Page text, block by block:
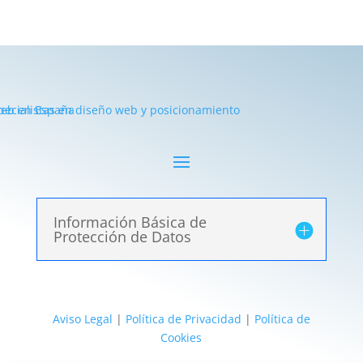
Información Básica de
Protección de Datos
Aviso Legal | Política de Privacidad | Política de
Cookies